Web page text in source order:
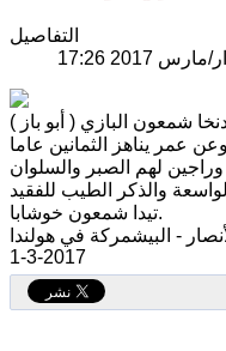
التفاصيل
شمعون البازي ( أبو باز )
وراجين لهم الصبر والسلوان
والذكر الطيب للفقيد
تيدا شمعون خوشابا.
- البيشمركة في هولندا
1-3-2017